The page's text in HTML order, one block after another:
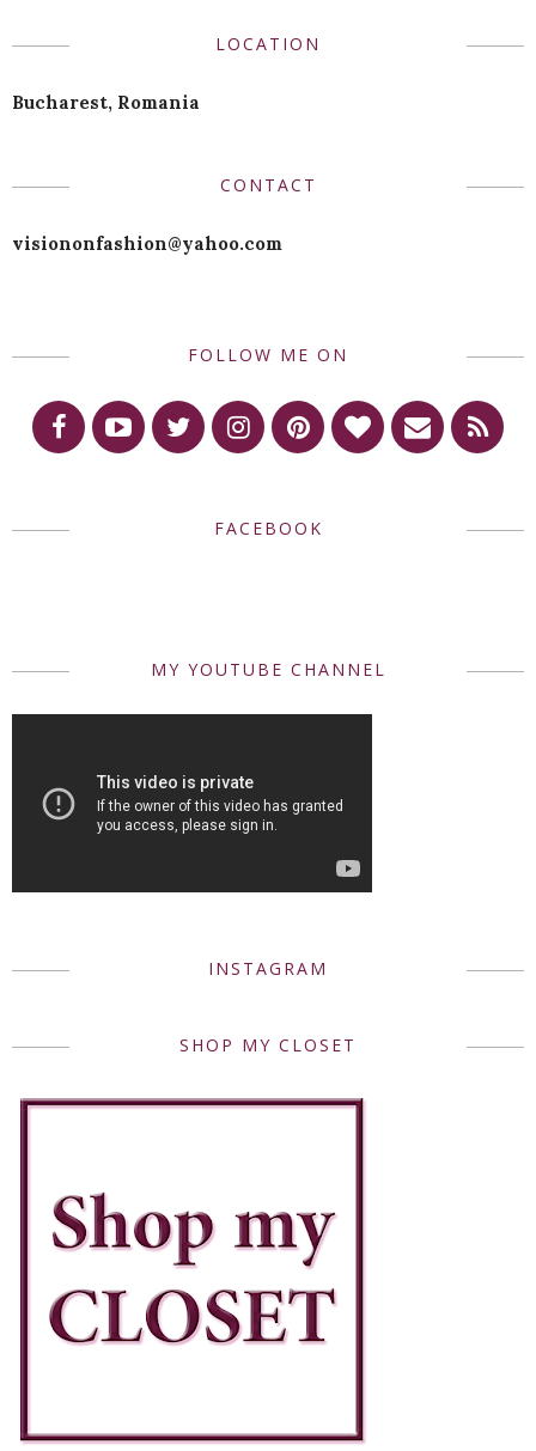
LOCATION
Bucharest, Romania
CONTACT
visiononfashion@yahoo.com
FOLLOW ME ON
FACEBOOK
MY YOUTUBE CHANNEL
INSTAGRAM
SHOP MY CLOSET